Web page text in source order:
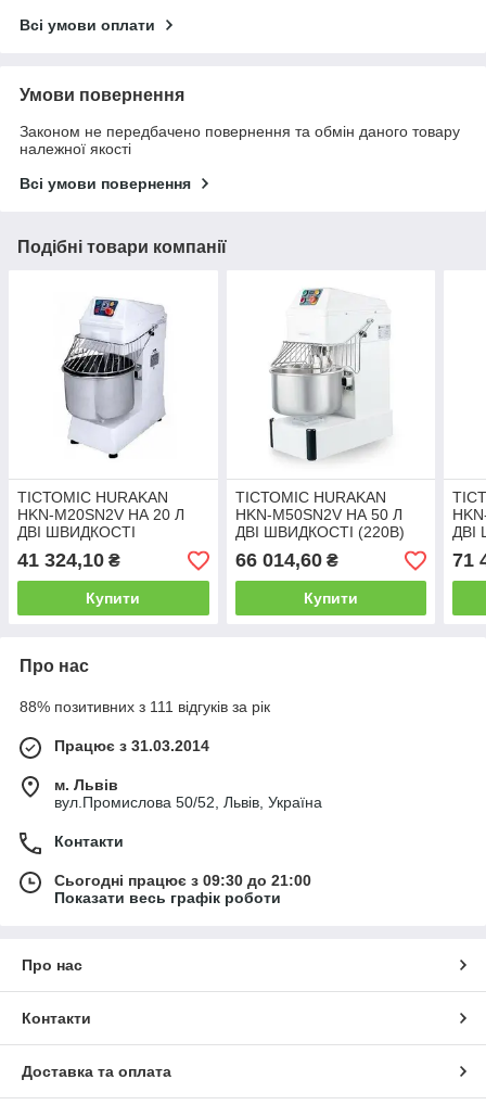
Всі умови оплати
Умови повернення
Законом не передбачено повернення та обмін даного товару
належної якості
Всі умови повернення
Подібні товари компанії
ТІСТОМІС HURAKAN
HKN-M20SN2V НА 20 Л
ДВІ ШВИДКОСТІ
41 324,10 ₴
Купити
ТІСТОМІС HURAKAN
HKN-M50SN2V НА 50 Л
ДВІ ШВИДКОСТІ (220B)
66 014,60₴
Купити
ДВІ
71
Про нас
88% позитивних з 111 відгуків за рік
Працює з 31.03.2014
м. Львів
вул.Промислова 50/52, Львів, Україна
Контакти
Сьогодні працює з 09:30 до 21:00
Показати весь графік роботи
Про нас
Контакти
Доставка та оплата